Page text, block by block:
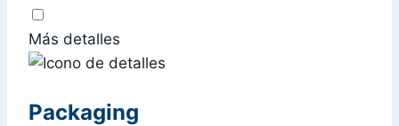
Más detalles
Packaging